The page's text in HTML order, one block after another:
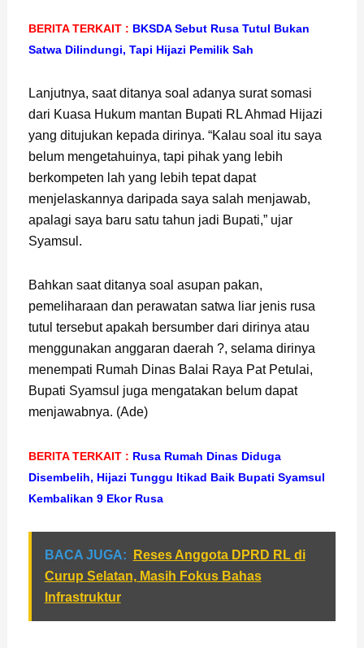
BERITA TERKAIT : BKSDA Sebut Rusa Tutul Bukan
Satwa Dilindungi, Tapi Hijazi Pemilik Sah
Lanjutnya, saat ditanya soal adanya surat somasi
dari Kuasa Hukum mantan Bupati RL Ahmad Hijazi
yang ditujukan kepada dirinya. “Kalau soal itu saya
belum mengetahuinya, tapi pihak yang lebih
berkompeten lah yang lebih tepat dapat
menjelaskannya daripada saya salah menjawab,
apalagi saya baru satu tahun jadi Bupati,” ujar
Syamsul.
Bahkan saat ditanya soal asupan pakan,
pemeliharaan dan perawatan satwa liar jenis rusa
tutul tersebut apakah bersumber dari dirinya atau
menggunakan anggaran daerah ?, selama dirinya
menempati Rumah Dinas Balai Raya Pat Petulai,
Bupati Syamsul juga mengatakan belum dapat
menjawabnya. (Ade)
BERITA TERKAIT : Rusa Rumah Dinas Diduga
Disembelih, Hijazi Tunggu Itikad Baik Bupati Syamsul
Kembalikan 9 Ekor Rusa
BACA JUGA:
Reses Anggota DPRD RL di
Curup Selatan, Masih Fokus Bahas
Infrastruktur